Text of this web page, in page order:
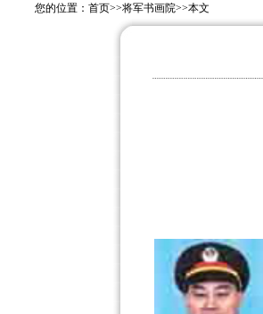
您的位置： 首页>>将军书画院>>本文